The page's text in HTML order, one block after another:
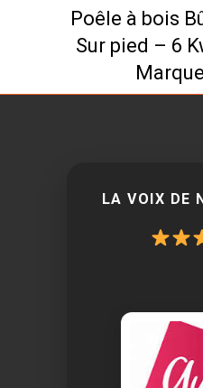
Poêle à bois
Sur pied – 6
LA VOIX DE